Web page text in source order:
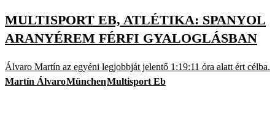
MULTISPORT EB, ATLÉTIKA: SPANYOL
ARANYÉREM FÉRFI GYALOGLÁSBAN
Álvaro Martín az egyéni legjobbját jelentő 1:19:11 óra alatt ért célba.
Martín ÁlvaroMünchenMultisport Eb